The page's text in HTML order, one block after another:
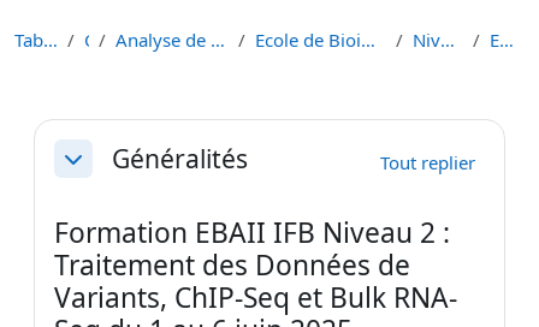
Tableau de bord Cours Analyse de données de séquençage haut débit Ecole de Bioinformatique - IFB - Inserm - INRAe EB... Niveau 2 intermédiaire EBAII Niv 2 2025
Résumé de section
ReplierGénéralités Tout replier
Formation EBAII IFB Niveau 2 :
Traitement des Données de
Variants, ChIP-Seq et Bulk RNA-